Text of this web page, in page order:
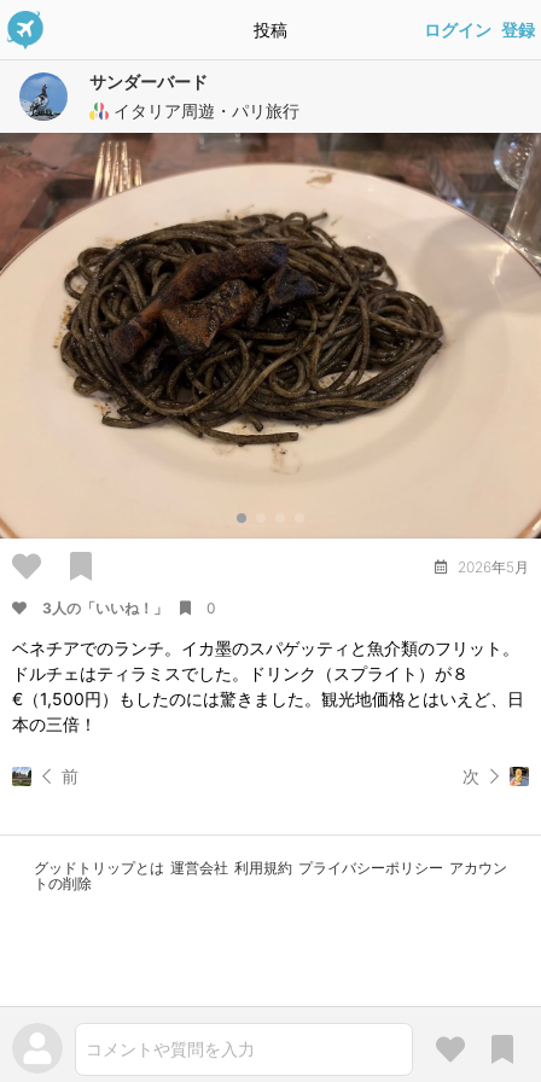
投稿 ログイン 登録
サンダーバード
イタリア周遊・パリ旅行
2026年5月
3人の「いいね！」 0
ベネチアでのランチ。イカ墨のスパゲッティと魚介類のフリット。
ドルチェはティラミスでした。ドリンク（スプライト）が８
€（1,500円）もしたのには驚きました。観光地価格とはいえど、日
本の三倍！
前 次
コメントや質問を入力
グッドトリップとは 運営会社 利用規約 プライバシーポリシー アカウン
トの削除